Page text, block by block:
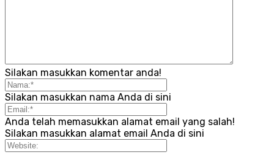
Silakan masukkan komentar anda!
Silakan masukkan nama Anda di sini
Anda telah memasukkan alamat email yang salah!
Silakan masukkan alamat email Anda di sini